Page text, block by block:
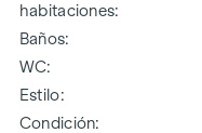
habitaciones
Baños
WC
Estilo
Condición